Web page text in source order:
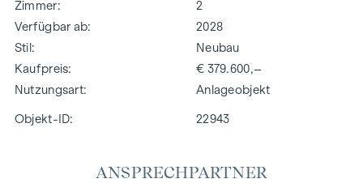
Zimmer
2
Verfügbar ab
2028
Stil
Neubau
Kaufpreis
€ 379.600,–
Nutzungsart
Anlageobjekt
Objekt-ID: 22943
ANSPRECHPARTNER